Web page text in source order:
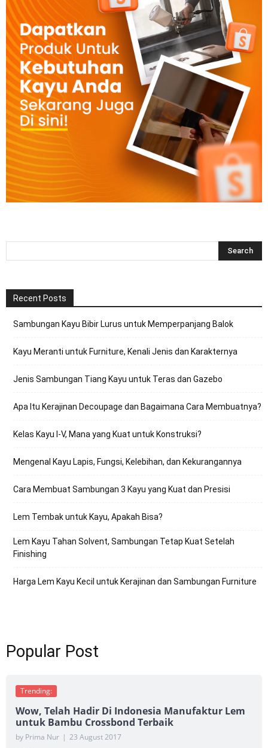
Recent Posts
Sambungan Kayu Bibir Lurus untuk Memperpanjang Balok
Kayu Meranti untuk Furniture, Kenali Jenis dan Karakternya
Jenis Sambungan Tiang Kayu untuk Teras dan Gazebo
Apa Itu Kerajinan Decoupage dan Bagaimana Cara Membuatnya?
Kelas Kayu I-V, Mana yang Kuat untuk Konstruksi?
Mengenal Kayu Lapis, Fungsi, Kelebihan, dan Kekurangannya
Cara Membuat Sambungan 3 Kayu yang Kuat dan Presisi
Lem Tembak untuk Kayu, Apakah Bisa?
Lem Kayu Tahan Solvent, Sambungan Tetap Kuat Setelah
Finishing
Harga Lem Kayu Kecil untuk Kerajinan dan Sambungan Furniture
Popular Post
Trending:
Wow, Telah Hadir Di Indonesia Manufaktur Lem
untuk Bambu Crossbond Terbaik
by Prima Nur | 23 August 2017